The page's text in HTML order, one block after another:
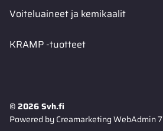
Voiteluaineet ja kemikaalit
KRAMP -tuotteet
© 2026 Svh.fi
Powered byCreamarketing WebAdmin 7